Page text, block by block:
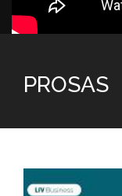
PROSAS